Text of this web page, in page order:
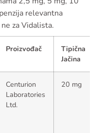
relevantna
za Vidalista.
Proizvođač
Tipična
Jačina
Centurion
Laboratories
Ltd.
20 mg